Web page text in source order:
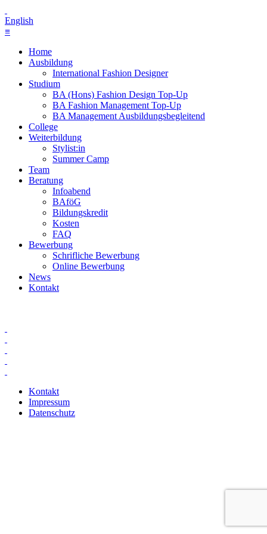
English
≡
Home
Ausbildung
International Fashion Designer
Studium
BA (Hons) Fashion Design Top-Up
BA Fashion Management Top-Up
BA Management Ausbildungsbegleitend
College
Weiterbildung
Stylist:in
Summer Camp
Team
Beratung
Infoabend
BAföG
Bildungskredit
Kosten
FAQ
Bewerbung
Schrifliche Bewerbung
Online Bewerbung
News
Kontakt
Kontakt
Impressum
Datenschutz